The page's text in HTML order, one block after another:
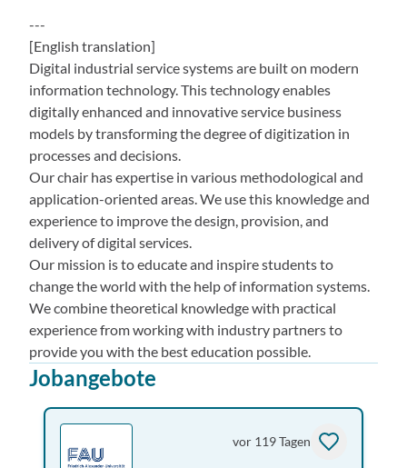
---
[English translation]
Digital industrial service systems are built on modern
information technology. This technology enables
digitally enhanced and innovative service business
models by transforming the degree of digitization in
processes and decisions.
Our chair has expertise in various methodological and
application-oriented areas. We use this knowledge and
experience to improve the design, provision, and
delivery of digital services.
Our mission is to educate and inspire students to
change the world with the help of information systems.
We combine theoretical knowledge with practical
experience from working with industry partners to
provide you with the best education possible.
Jobangebote
vor 119 Tagen